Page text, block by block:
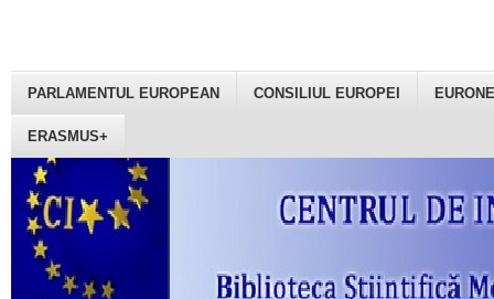
PARLAMENTUL EUROPEAN CONSILIUL EUROPEI
ERASMUS+